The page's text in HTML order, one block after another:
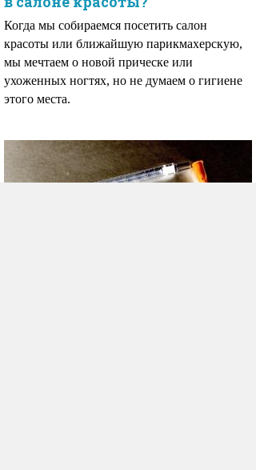
Когда мы собираемся посетить салон
красоты или ближайшую парикмахерскую,
мы мечтаем о новой прическе или
ухоженных ногтях, но не думаем о гигиене
этого места.